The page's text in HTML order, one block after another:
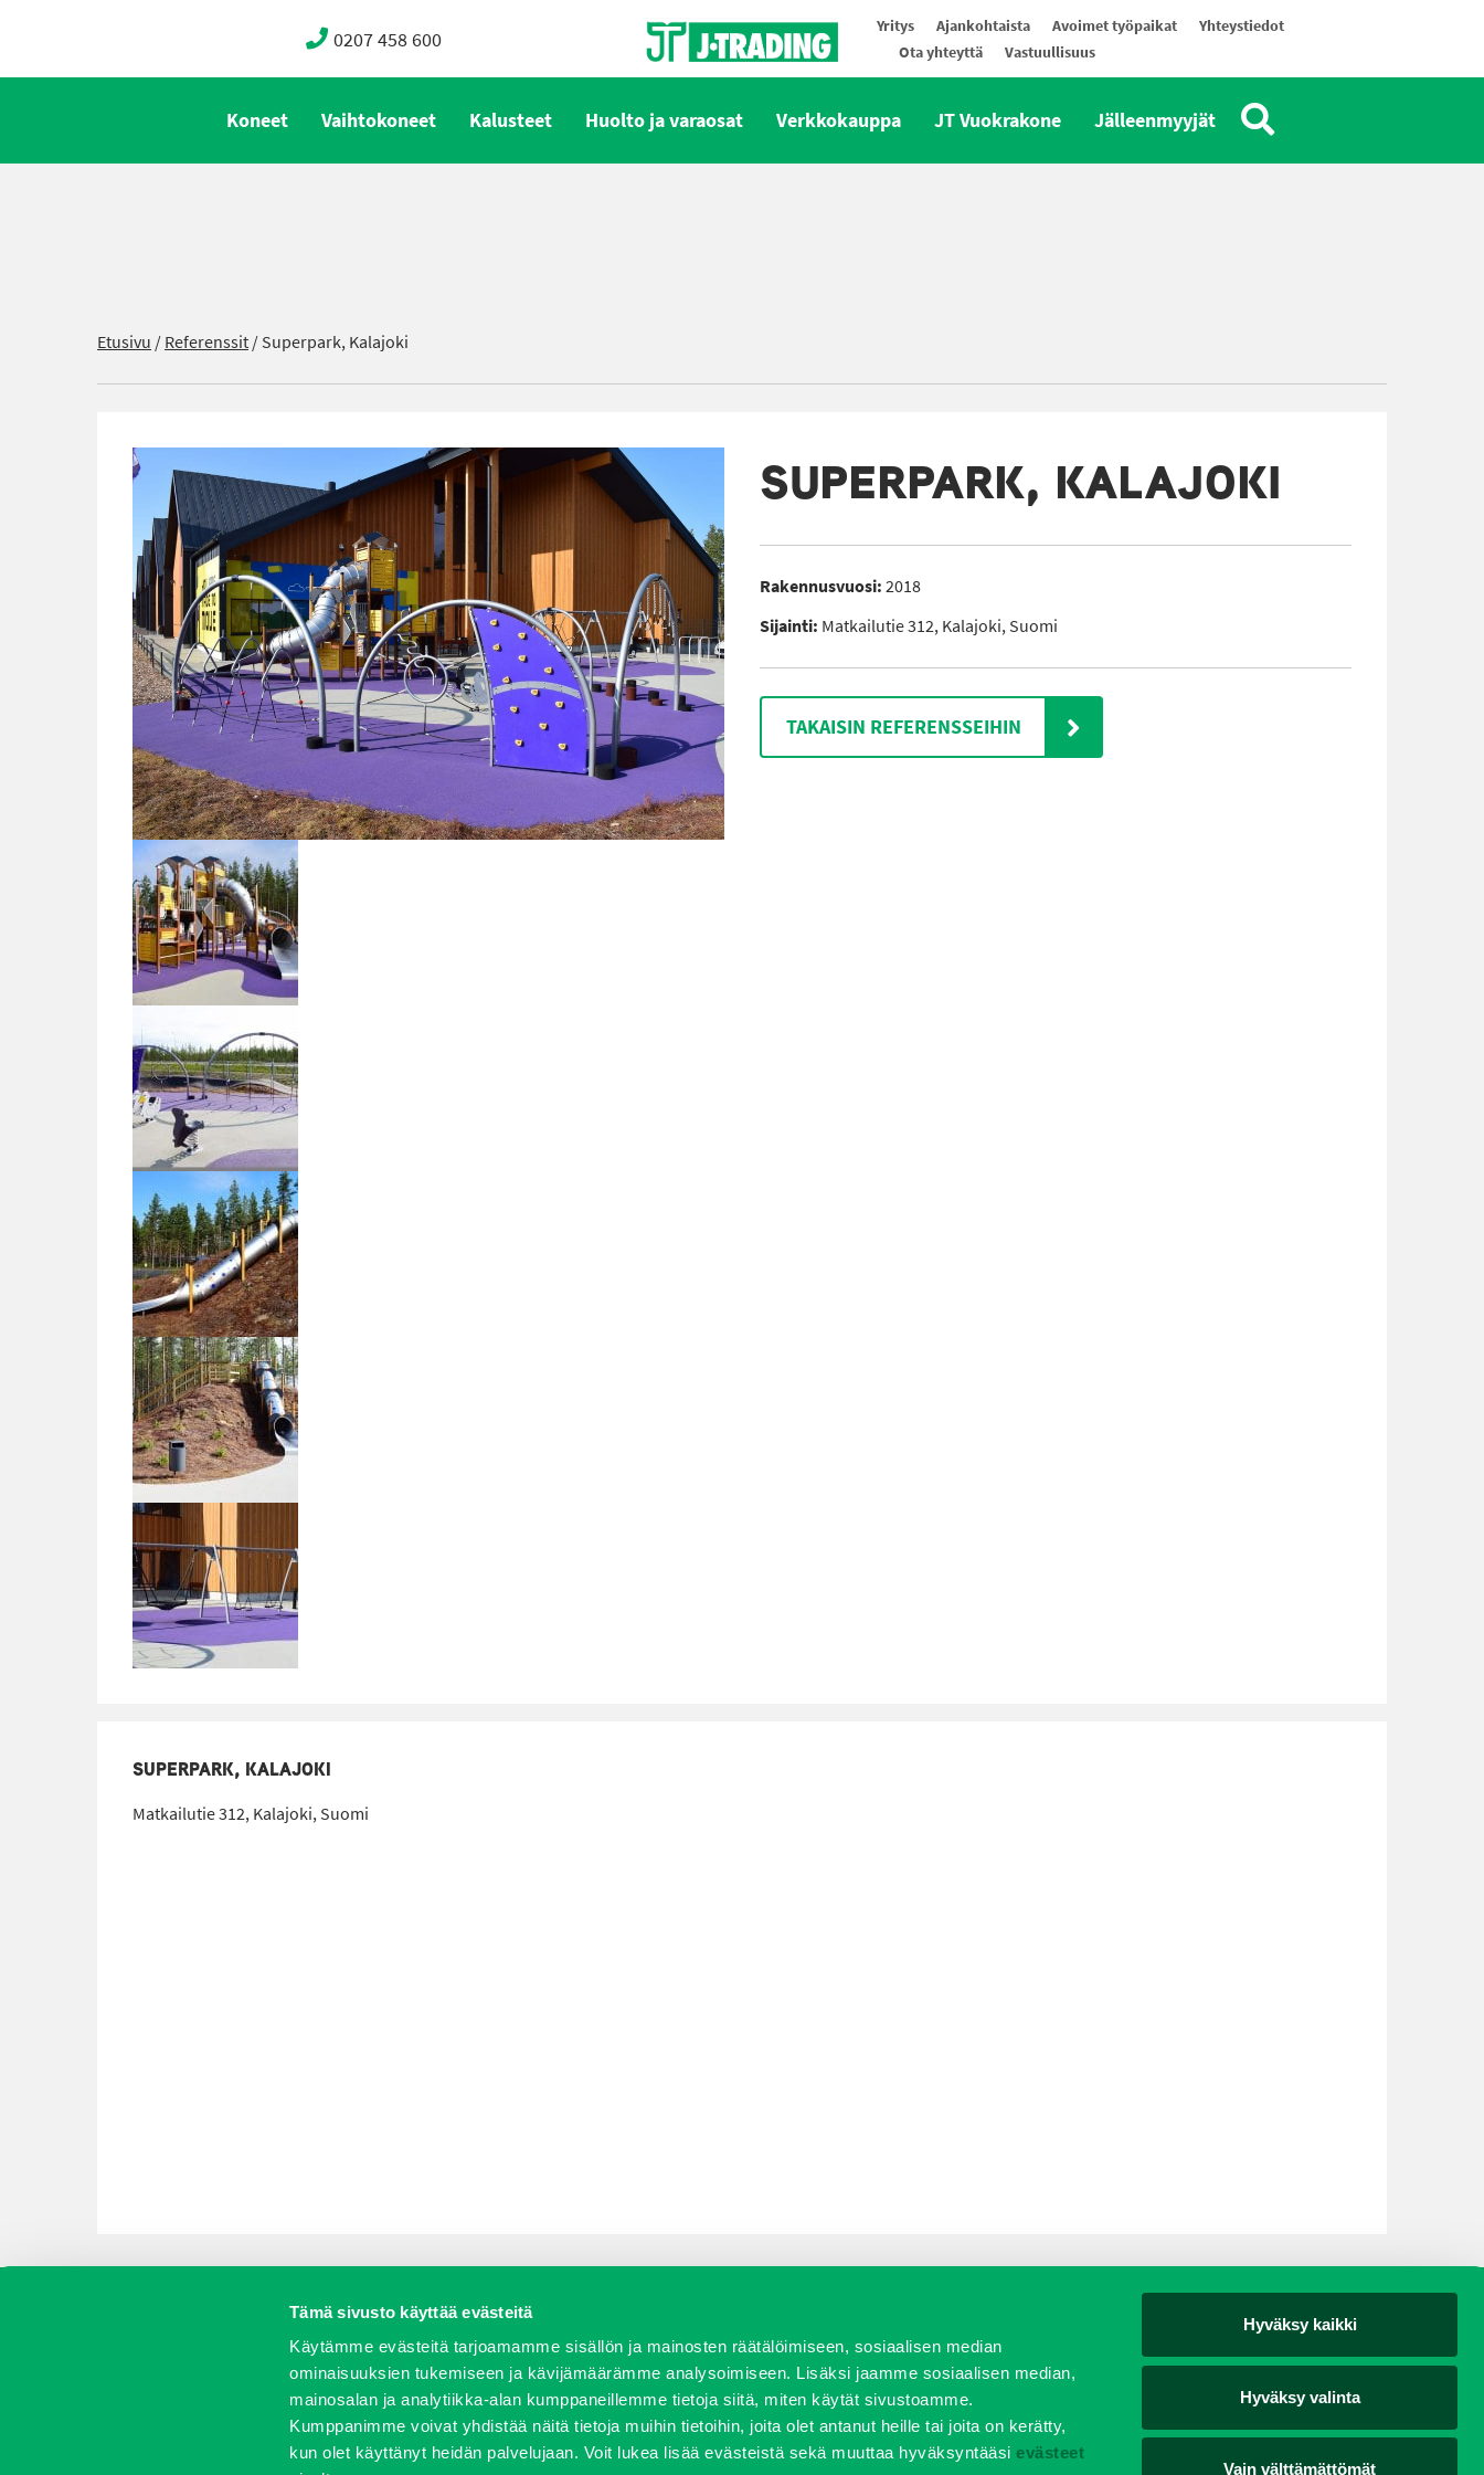
Tämä sivusto käyttää evästeitä
Käytämme evästeitä tarjoamamme sisällön ja mainosten räätälöimiseen, sosiaalisen median
ominaisuuksien tukemiseen ja kävijämäärämme analysoimiseen. Lisäksi jaamme sosiaalisen median,
mainosalan ja analytiikka-alan kumppaneillemme tietoja siitä, miten käytät sivustoamme.
Kumppanimme voivat yhdistää näitä tietoja muihin tietoihin, joita olet antanut heille tai joita on kerätty,
kun olet käyttänyt heidän palvelujaan. Voit lukea lisää evästeistä sekä muuttaa hyväksyntääsi evästeet
Hyväksy kaikki
Hyväksy valinta
Vain välttämättömät
0207 458 600 Yritys Ajankohtaista Avoimet työpaikat
Yhteystiedot
Ota yhteyttä
Vastuullisuus
Koneet Vaihtokoneet Kalusteet Huolto ja varaosat Verkkokauppa JT Vuokrakone Jälleenmyyjät
Etusivu /Referenssit/Superpark, Kalajoki
SUPERPARK, KALAJOKI
Rakennusvuosi:2018
Sijainti: Matkailutie 312, Kalajoki, Suomi
TAKAISIN REFERENSSEIHIN
SUPERPARK, KALAJOKI
Matkailutie 312, Kalajoki, Suomi
Vaihtokoneet Kalusteet Huolto ja varaosat Verkkokauppa JT Vuokrakone Jälleenmyyjät
Oy J-Trading Ab | Kuriiritie 15, 01510 Vantaa | puh 0207 458 600 | fax 0207 458 650 | info(at)j-trading.fi